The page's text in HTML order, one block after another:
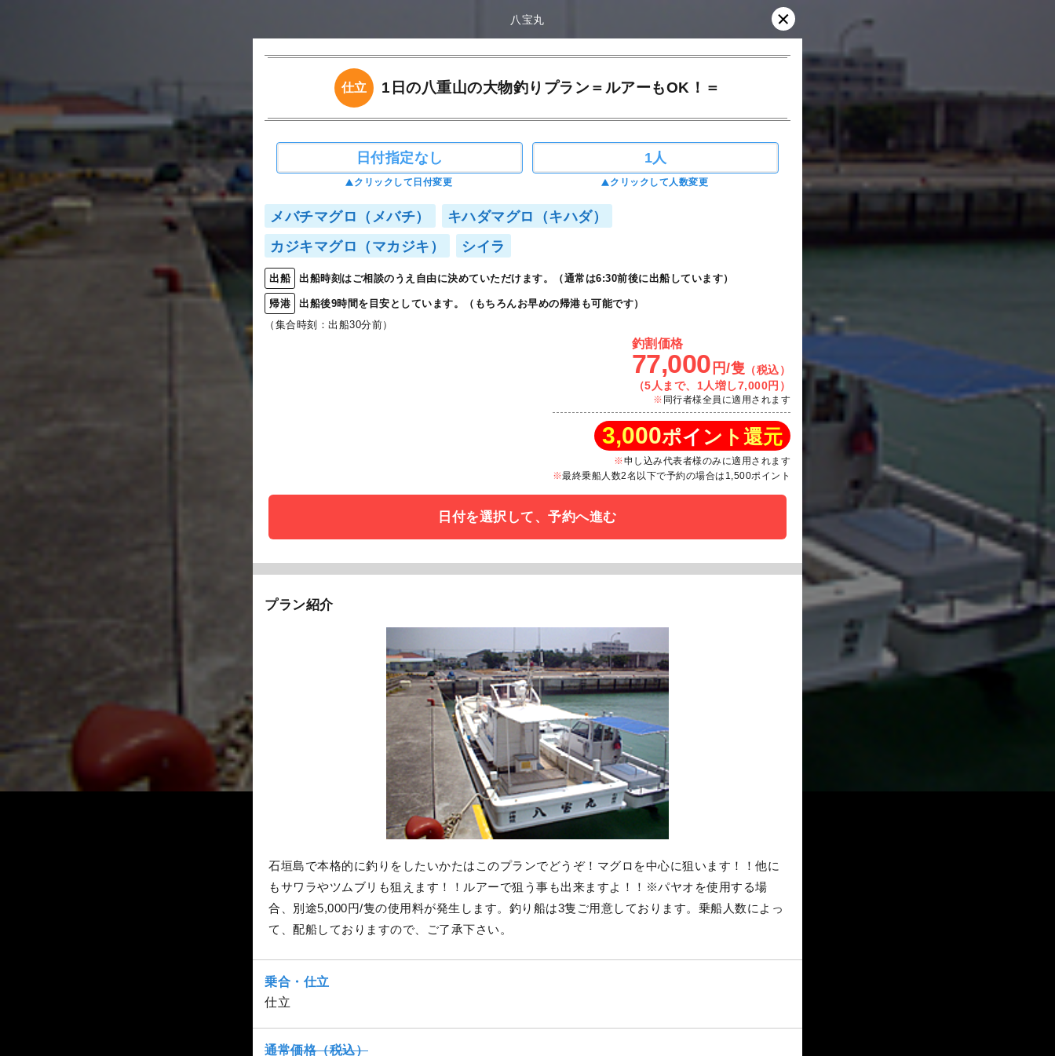
八宝丸
仕立 1日の八重山の大物釣りプラン＝ルアーもOK！＝
日付指定なし
クリックして日付変更
1人
クリックして人数変更
メバチマグロ（メバチ）
キハダマグロ（キハダ）
カジキマグロ（マカジキ）
シイラ
出船 出船時刻はご相談のうえ自由に決めていただけます。（通常は6:30前後に出船しています）
帰港
出船後9時間を目安としています。（もちろんお早めの帰港も可能です）
（集合時刻：出船30分前）
釣割価格
77,000 円/隻 （税込）
（5人まで、1人増し7,000円）
同行者様全員に適用されます
3,000ポイント還元
申し込み代表者様のみに適用されます
最終乗船人数2名以下で予約の場合は1,500ポイント
日付を選択して、予約へ進む
プラン紹介
石垣島で本格的に釣りをしたいかたはこのプランでどうぞ！マグロを中心に狙います！！他に
もサワラやツムブリも狙えます！！ルアーで狙う事も出来ますよ！！※パヤオを使用する場
合、別途5,000円/隻の使用料が発生します。釣り船は3隻ご用意しております。乗船人数によっ
て、配船しておりますので、ご了承下さい。
乗合・仕立
仕立
通常価格（税込）